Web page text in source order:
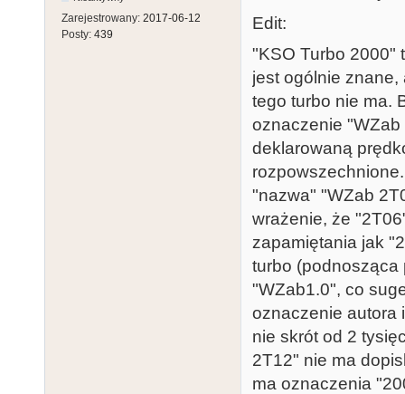
Zarejestrowany: 2017-06-12
Posty: 439
Edit:
"KSO Turbo 2000"
jest ogólnie
tego turbo nie ma.
oznaczenie
deklarowaną
"nazwa" "WZab
wrażenie, że
zapamiętania jak
turbo (podnosząca
"WZab1.0", co
oznaczenie autora
nie skrót od 2
2T12" nie ma
ma oznaczenia